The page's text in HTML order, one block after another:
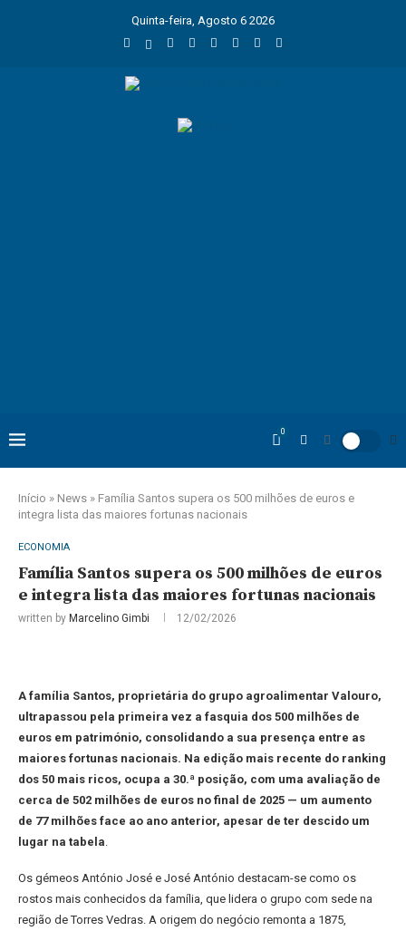
Quinta-feira, Agosto 6 2026
0
Início » News » Família Santos supera os 500 milhões de euros e
integra lista das maiores fortunas nacionais
ECONOMIA
Família Santos supera os 500 milhões de euros
e integra lista das maiores fortunas nacionais
written by Marcelino Gimbi 12/02/2026
A família Santos, proprietária do grupo agroalimentar Valouro,
ultrapassou pela primeira vez a fasquia dos 500 milhões de
euros em património, consolidando a sua presença entre as
maiores fortunas nacionais. Na edição mais recente do ranking
dos 50 mais ricos, ocupa a 30.ª posição, com uma avaliação de
cerca de 502 milhões de euros no final de 2025 — um aumento
de 77 milhões face ao ano anterior, apesar de ter descido um
lugar na tabela.
Os gémeos António José e José António destacam-se como os
rostos mais conhecidos da família, que lidera o grupo com sede na
região de Torres Vedras. A origem do negócio remonta a 1875,